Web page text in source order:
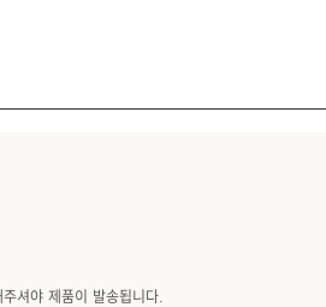
셔야 제품이 발송됩니다.